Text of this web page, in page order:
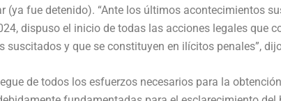
fue detenido). “Ante los últimos acontecimientos
dispuso el inicio de todas las acciones legales
y que se constituyen en ilícitos penales”,
de todos los esfuerzos necesarios para la